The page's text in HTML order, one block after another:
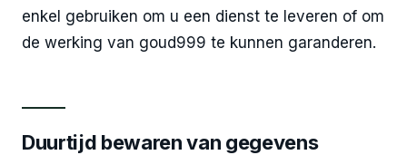
enkel gebruiken om u een dienst te leveren of om
de werking van goud999 te kunnen garanderen.
Duurtijd bewaren van gegevens